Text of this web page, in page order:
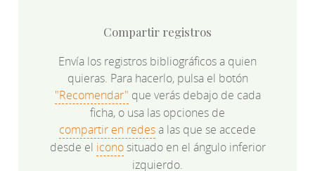
Compartir registros
Envía los registros bibliográficos a quien
quieras. Para hacerlo, pulsa el botón
"Recomendar" que verás debajo de cada
ficha, o usa las opciones de
compartir en redesa las que se accede
desde el iconosituado en el ángulo inferior
izquierdo.